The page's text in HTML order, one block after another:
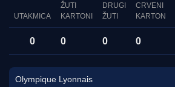
UTAKMICA
ŽUTI
KARTONI
DRUGI
ŽUTI
CRVENI
KARTON
0 0 0 0
Olympique Lyonnais